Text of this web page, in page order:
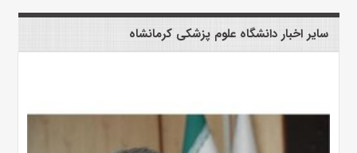
سایر اخبار دانشگاه علوم پزشکی کرمانشاه